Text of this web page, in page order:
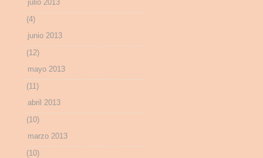
julio 2013
(4)
junio 2013
(12)
mayo 2013
(11)
abril 2013
(10)
marzo 2013
(10)